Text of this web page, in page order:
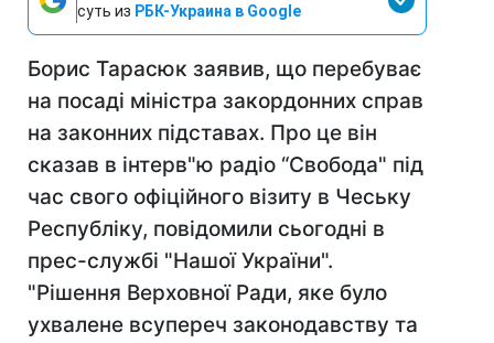
суть из РБК-Украина в Google
Борис Тарасюк заявив, що перебуває
на посаді міністра закордонних справ
на законних підставах. Про це він
сказав в інтерв"ю радіо “Свобода" під
час свого офіційного візиту в Чеську
Республіку, повідомили сьогодні в
прес-службі "Нашої України".
"Рішення Верховної Ради, яке було
ухвалене всупереч законодавству та